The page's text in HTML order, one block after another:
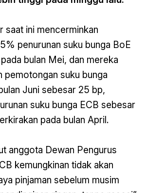
saat ini mencerminkan
penurunan suku bunga BoE
bulan Mei, dan mereka
pemotongan suku bunga
Juni sebesar 25 bp,
suku bunga ECB sebesar
pada bulan April.
anggota Dewan Pengurus
kemungkinan tidak akan
pinjaman sebelum musim